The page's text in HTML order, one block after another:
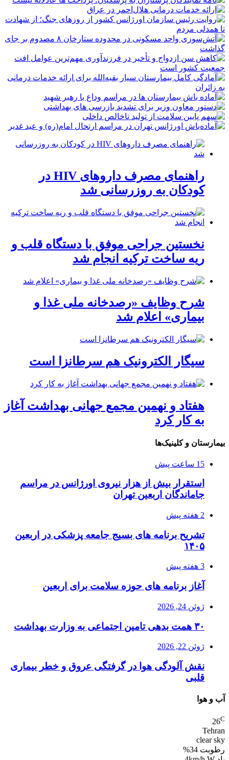
راهنمای مصرف داروهای HIV در
کودکان به روزرسانی شد
نخستین جراحی موفق با دستگاه قلب و
ریه ساخت ترکیه انجام شد
شرح وظایف «رصدخانه ملی غذا و
بیماری» اعلام شد
سیگار الکترونیک هم سرطانزا است
هفتاد و نهمین مجمع جهانی بهداشت آغاز
به کار کرد
بیمارستان و کلینیک‌ها
15 ساعت پیش
استقرار بیش از هزار نیروی اورژانس در مراسم
جاماندگان اربعین تهران
2 هفته پیش
تشریح برنامه های بسیج جامعه پزشکی در اربعین
۱۴۰۵
3 هفته پیش
آغاز برنامه های حوزه سلامت برای اربعین
ژوئن 24, 2026
۳۰ همت بدهی تامین اجتماعی به وزارت بهداشت
ژوئن 22, 2026
نقش آلودگی هوا در گرفتگی عروق و خطر بیماری
قلبی
آب و هوا
26C
Tehran
clear sky
رطوبت 34%